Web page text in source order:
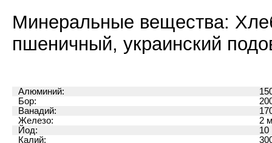
Минеральные вещества:
пшеничный, украинский
Алюминий:
Бор:
Ванадий:
Железо:
2
Йод:
10
Калий: